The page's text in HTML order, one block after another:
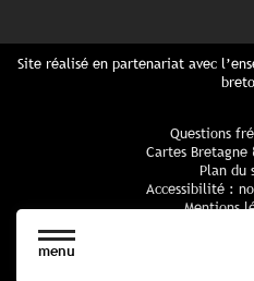
menu
Site réalisé en partenariat avec
Questions
Cartes Bretagne
Plan du
Accessibilité :
Mentions
Politique